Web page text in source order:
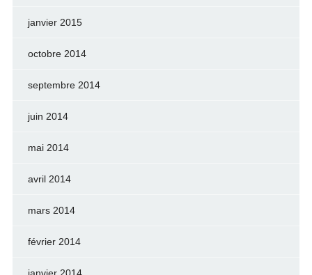
janvier 2015
octobre 2014
septembre 2014
juin 2014
mai 2014
avril 2014
mars 2014
février 2014